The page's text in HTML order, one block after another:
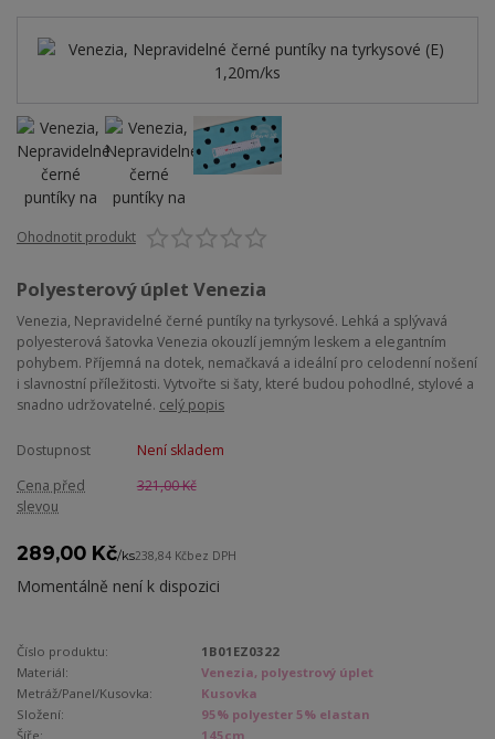
Ohodnotit produkt
Polyesterový úplet Venezia
Venezia, Nepravidelné černé puntíky na tyrkysové. Lehká a splývavá
polyesterová šatovka Venezia okouzlí jemným leskem a elegantním
pohybem. Příjemná na dotek, nemačkavá a ideální pro celodenní nošení
i slavnostní příležitosti. Vytvořte si šaty, které budou pohodlné, stylové a
snadno udržovatelné. celý popis
Dostupnost
Není skladem
Cena před
slevou
321,00 Kč
289,00 Kč/ks238,84 Kčbez DPH
Momentálně není k dispozici
Číslo produktu:
1B01EZ0322
Materiál:
Venezia, polyestrový úplet
Metráž/Panel/Kusovka:
Kusovka
Složení:
95% polyester 5% elastan
Šíře:
145cm